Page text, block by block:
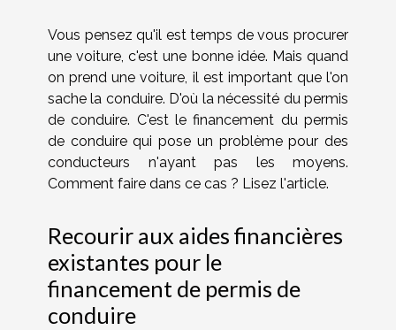
Vous pensez qu'il est temps de vous procurer
une voiture, c'est une bonne idée. Mais quand
on prend une voiture, il est important que l'on
sache la conduire. D'où la nécessité du permis
de conduire. C'est le financement du permis
de conduire qui pose un problème pour des
conducteurs n'ayant pas les moyens.
Comment faire dans ce cas ? Lisez l'article.
Recourir aux aides financières
existantes pour le
financement de permis de
conduire